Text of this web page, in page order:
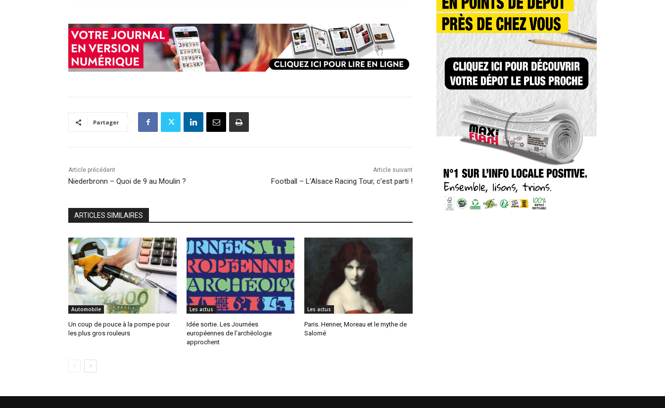
Partager
Article précédent
Niederbronn – Quoi de 9 au Moulin ?
Article suivant
Football – L’Alsace Racing Tour, c’est parti !
ARTICLES SIMILAIRES
Automobile
Un coup de pouce à la pompe pour
les plus gros rouleurs
Les actus
Idée sortie. Les Journées
européennes de l’archéologie
approchent
Les actus
Paris. Henner, Moreau et le mythe de
Salomé